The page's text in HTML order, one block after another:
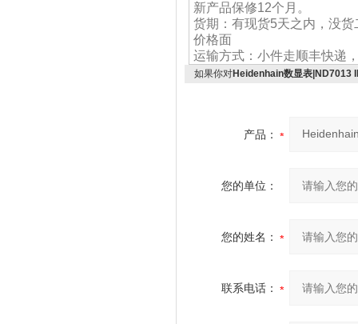
新产品保修12个月。
货期：有现货5天之内，没
价格面
运输方式：小件走顺丰快递
如果你对Heidenhain数显表|ND7013
产品：
您的单位：
您的姓名：
联系电话：